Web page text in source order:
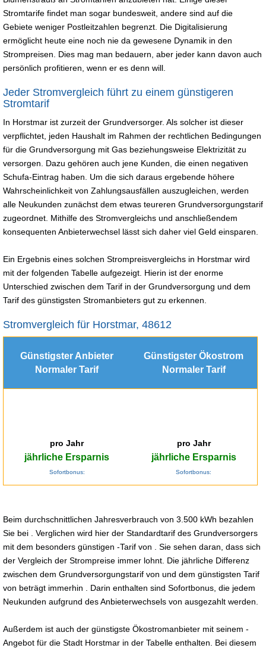
Stromtarife findet man sogar bundesweit, andere sind auf die
Gebiete weniger Postleitzahlen begrenzt. Die Digitalisierung
ermöglicht heute eine noch nie da gewesene Dynamik in den
Strompreisen. Dies mag man bedauern, aber jeder kann davon auch
persönlich profitieren, wenn er es denn will.
Jeder Stromvergleich führt zu einem günstigeren
Stromtarif
In Horstmar ist zurzeit der Grundversorger. Als solcher ist dieser
verpflichtet, jeden Haushalt im Rahmen der rechtlichen Bedingungen
für die Grundversorgung mit Gas beziehungsweise Elektrizität zu
versorgen. Dazu gehören auch jene Kunden, die einen negativen
Schufa-Eintrag haben. Um die sich daraus ergebende höhere
Wahrscheinlichkeit von Zahlungsausfällen auszugleichen, werden
alle Neukunden zunächst dem etwas teureren Grundversorgungstarif
zugeordnet. Mithilfe des Stromvergleichs und anschließendem
konsequenten Anbieterwechsel lässt sich daher viel Geld einsparen.
Ein Ergebnis eines solchen Strompreisvergleichs in Horstmar wird
mit der folgenden Tabelle aufgezeigt. Hierin ist der enorme
Unterschied zwischen dem Tarif in der Grundversorgung und dem
Tarif des günstigsten Stromanbieters gut zu erkennen.
Stromvergleich für Horstmar, 48612
Günstigster Anbieter
Normaler Tarif
Günstigster Ökostrom
Normaler Tarif
pro Jahr
jährliche Ersparnis
Sofortbonus:
pro Jahr
jährliche Ersparnis
Sofortbonus:
Beim durchschnittlichen Jahresverbrauch von 3.500 kWh bezahlen
Sie bei . Verglichen wird hier der Standardtarif des Grundversorgers
mit dem besonders günstigen -Tarif von . Sie sehen daran, dass sich
der Vergleich der Strompreise immer lohnt. Die jährliche Differenz
zwischen dem Grundversorgungstarif von und dem günstigsten Tarif
von beträgt immerhin . Darin enthalten sind Sofortbonus, die jedem
Neukunden aufgrund des Anbieterwechsels von ausgezahlt werden.
Außerdem ist auch der günstigste Ökostromanbieter mit seinem -
Angebot für die Stadt Horstmar in der Tabelle enthalten. Bei diesem